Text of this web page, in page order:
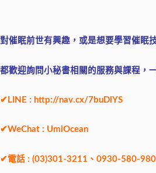
對催眠前世有興趣， 或是想要學習催眠
都歡迎詢問小秘書相關的服務與課程，
✔LINE : http://nav.cx/7buDlYS
✔WeChat : UmiOcean
✔電話 : (03)301-3211、0930-580-980